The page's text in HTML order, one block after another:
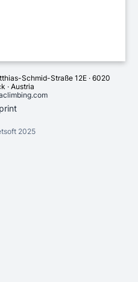
Schmid-Straße 12E · 6020
· Austria
2025